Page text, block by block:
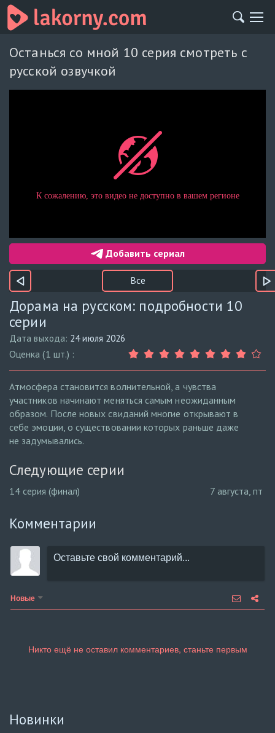
Останься со мной 10 серия смотреть с
русской озвучкой
Добавить сериал
Все
Дорама на русском: подробности 10
серии
Дата выхода: 24 июля 2026
Оценка (1 шт.) :
Атмосфера становится волнительной, а чувства
участников начинают меняться самым неожиданным
образом. После новых свиданий многие открывают в
себе эмоции, о существовании которых раньше даже
не задумывались.
Следующие серии
14 серия (финал) 7 августа, пт
Комментарии
Новые
Новинки